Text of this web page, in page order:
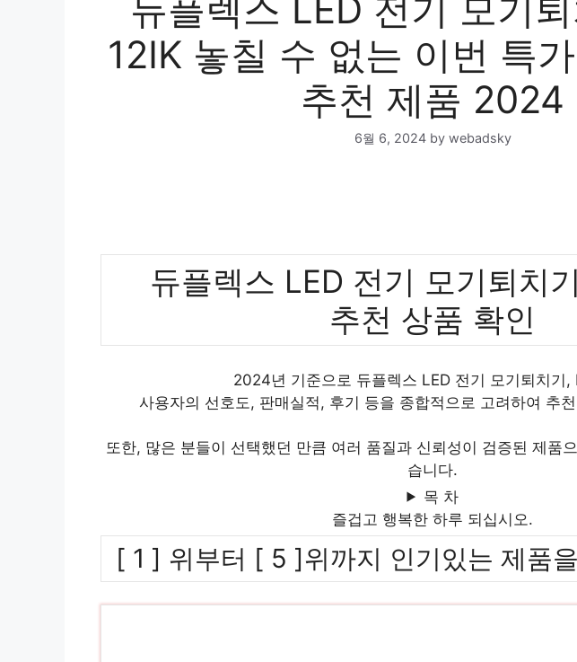
듀플렉스 LED 전기 모기
12IK 놓칠 수 없는 이번 특
추천 제품 2024
6월 6, 2024 by webadsky
듀플렉스 LED 전기 모기퇴치
추천 상품 확인
2024년 기준으로 듀플렉스 LED 전기 모기퇴치기,
사용자의 선호도, 판매실적, 후기 등을 종합적으로 고려하여 추
또한, 많은 분들이 선택했던 만큼 여러 품질과 신뢰성이 검증된 제품
습니다.
목 차
즐겁고 행복한 하루 되십시오.
[ 1 ] 위부터 [ 5 ]위까지 인기있는 제품